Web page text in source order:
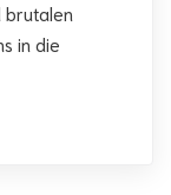
brutalen
in die